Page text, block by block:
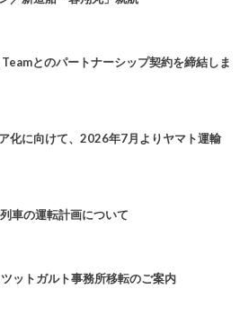
とのパートナーシップ契約を締結しま
化に向けて、2026年7月よりヤマト運輸
車の運転計画について
ットガルト事務所移転のご案内